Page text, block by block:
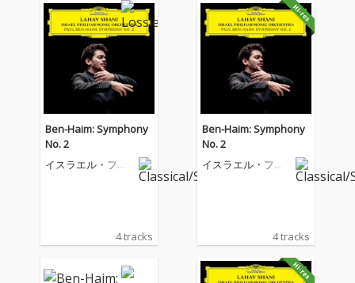
Ben-Haim: Symphony
No. 2
イスラエル・フィ
4 tracks
Ben-Haim: Symphony
No. 2
イスラエル・フィ
4 tracks